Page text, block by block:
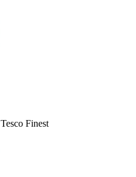
Tesco Finest